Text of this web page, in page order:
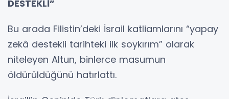
DESTEKLİ”
Bu arada Filistin’deki İsrail katliamlarını “yapay
zekâ destekli tarihteki ilk soykırım” olarak
niteleyen Altun, binlerce masumun
öldürüldüğünü hatırlattı.